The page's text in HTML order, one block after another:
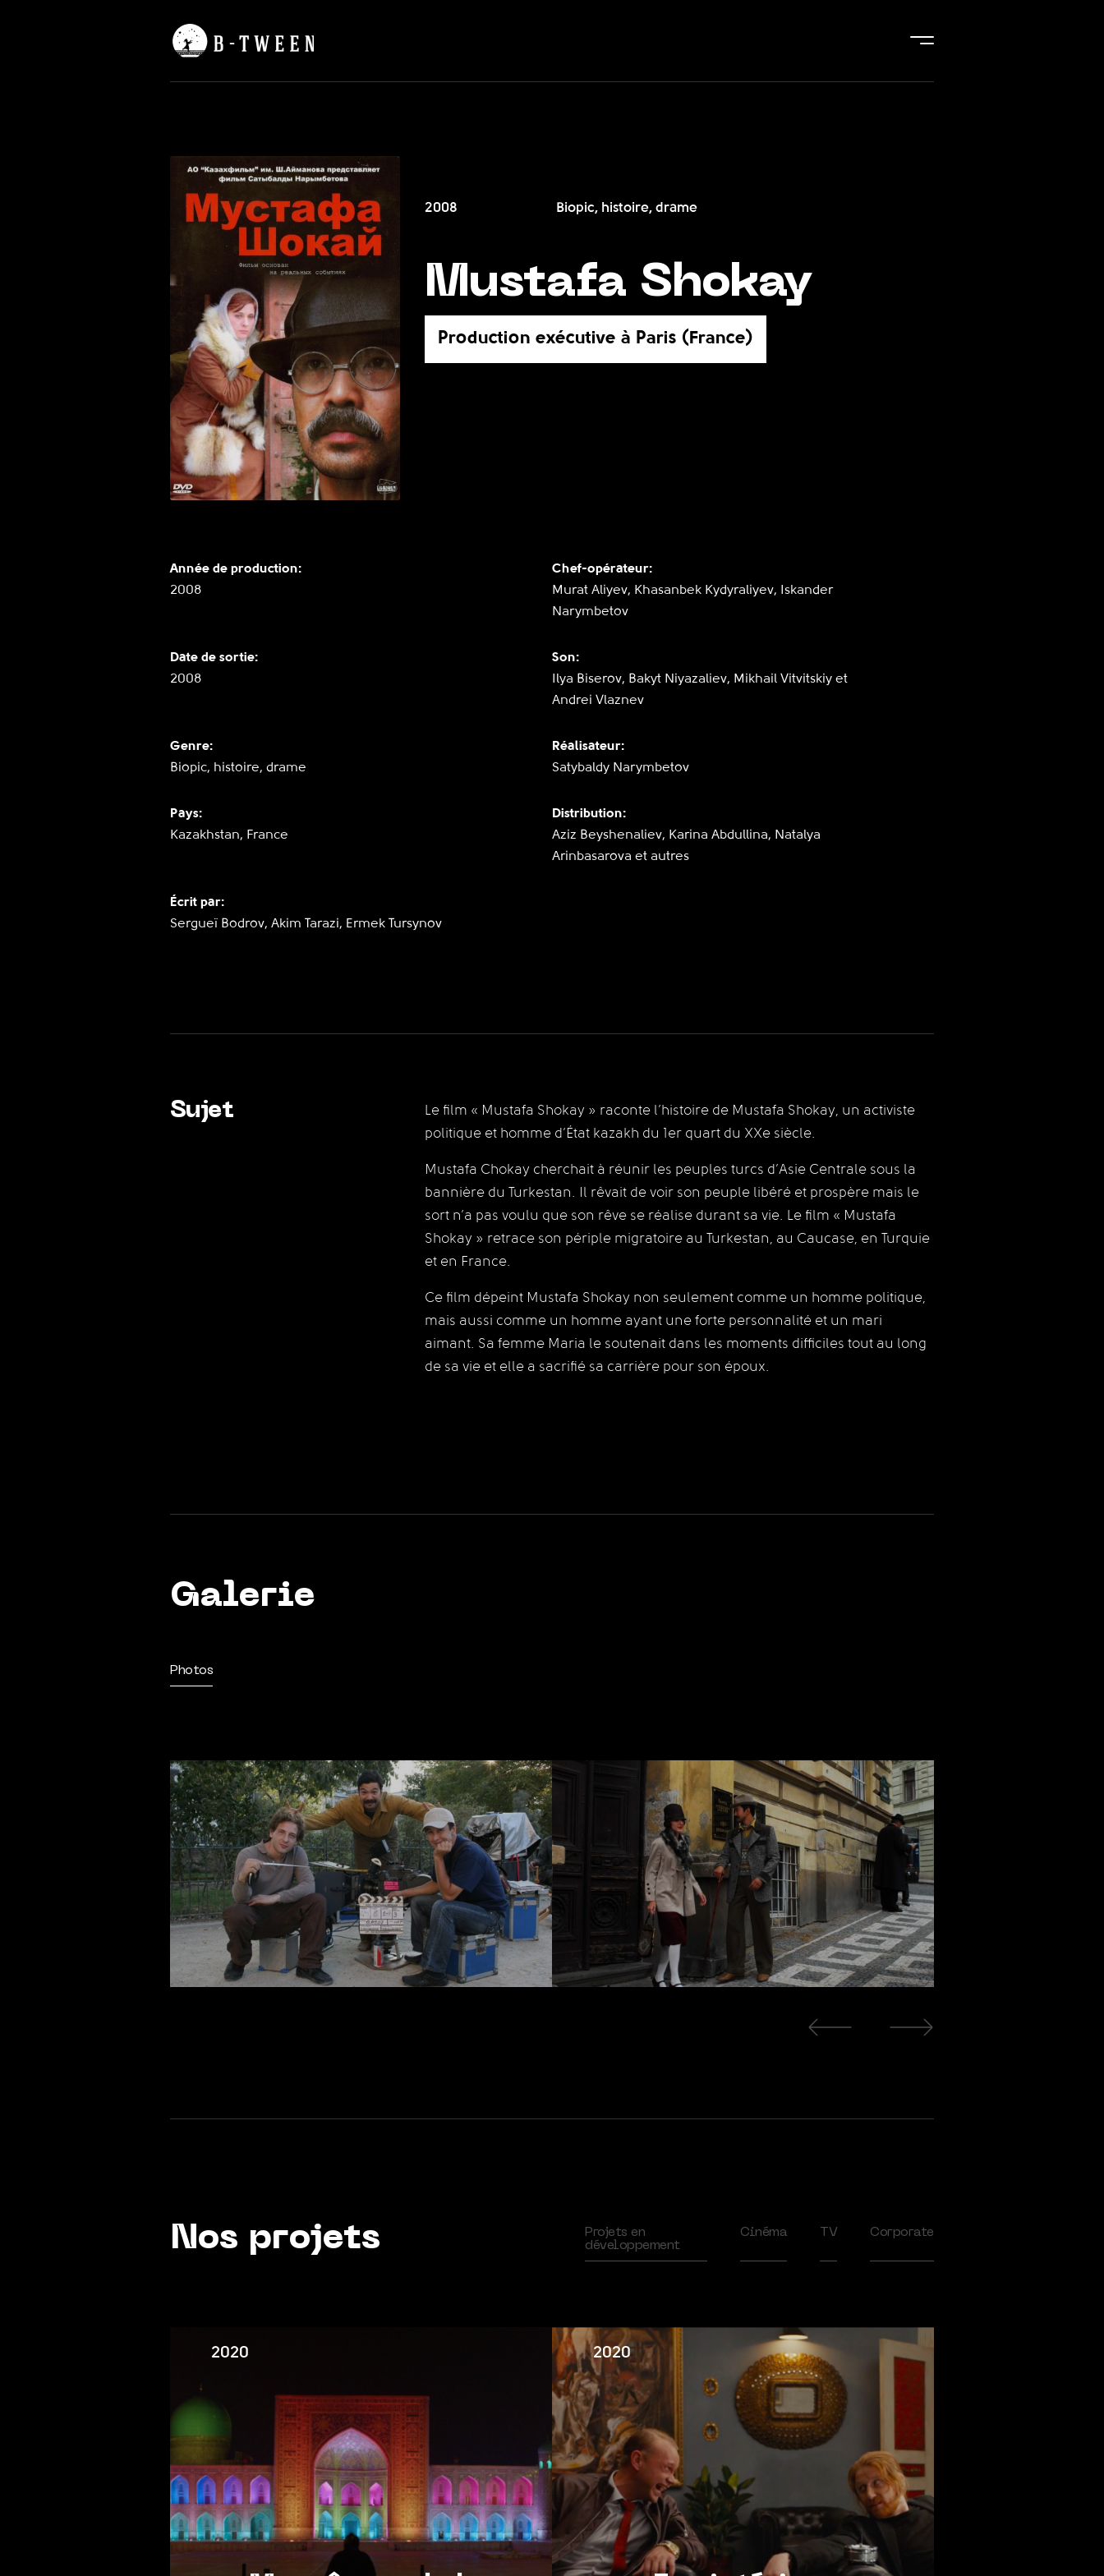
2008 Biopic, histoire, drame
Mustafa Shokay
Production exécutive à Paris (France)
Année de production:
2008
Chef-opérateur:
Murat Aliyev, Khasanbek Kydyraliyev, Iskander
Narymbetov
Date de sortie:
2008
Son:
Ilya Biserov, Bakyt Niyazaliev, Mikhail Vitvitskiy et
Andrei Vlaznev
Genre:
Biopic, histoire, drame
Réalisateur:
Satybaldy Narymbetov
Pays:
Kazakhstan, France
Distribution:
Aziz Beyshenaliev, Karina Abdullina, Natalya
Arinbasarova et autres
Écrit par:
Sergueï Bodrov, Akim Tarazi, Ermek Tursynov
Sujet
Le film « Mustafa Shokay » raconte l’histoire de Mustafa Shokay, un activiste
politique et homme d’État kazakh du 1er quart du XXe siècle.
Mustafa Chokay cherchait à réunir les peuples turcs d’Asie Centrale sous la
bannière du Turkestan. Il rêvait de voir son peuple libéré et prospère mais le
sort n’a pas voulu que son rêve se réalise durant sa vie. Le film « Mustafa
Shokay » retrace son périple migratoire au Turkestan, au Caucase, en Turquie
et en France.
Ce film dépeint Mustafa Shokay non seulement comme un homme politique,
mais aussi comme un homme ayant une forte personnalité et un mari
aimant. Sa femme Maria le soutenait dans les moments difficiles tout au long
de sa vie et elle a sacrifié sa carrière pour son époux.
Galerie
Photos
Nos projets
Projets en
développement
Cinéma TV Corporate
2020 2020